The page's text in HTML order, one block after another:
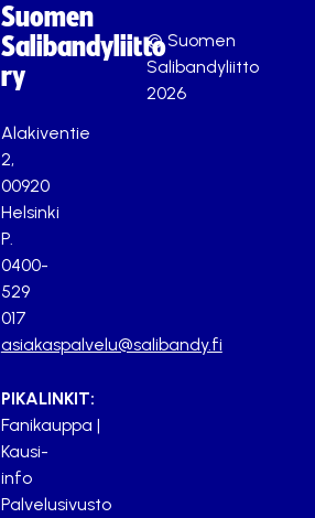
Suomen
Salibandyliitto
ry
Alakiventie
2,
00920
Helsinki
P.
0400-
529
017
asiakaspalvelu@salibandy.fi
PIKALINKIT:
Fanikauppa |
Kausi-
info
Palvelusivusto
© Suomen
Salibandyliitto
2026